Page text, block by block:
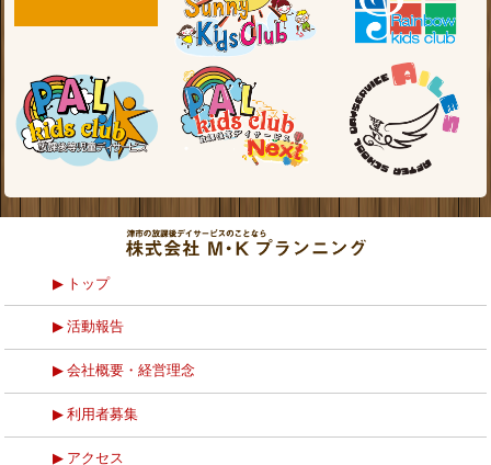
トップ
活動報告
会社概要・経営理念
利用者募集
アクセス